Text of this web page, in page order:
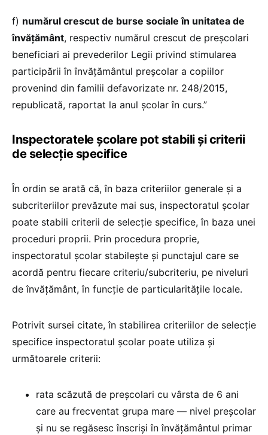
f) numărul crescut de burse sociale în unitatea de
învățământ, respectiv numărul crescut de preșcolari
beneficiari ai prevederilor Legii privind stimularea
participării în învățământul preșcolar a copiilor
provenind din familii defavorizate nr. 248/2015,
republicată, raportat la anul școlar în curs.”
Inspectoratele școlare pot stabili și criterii
de selecție specifice
În ordin se arată că, în baza criteriilor generale și a
subcriteriilor prevăzute mai sus, inspectoratul școlar
poate stabili criterii de selecție specifice, în baza unei
proceduri proprii. Prin procedura proprie,
inspectoratul școlar stabilește și punctajul care se
acordă pentru fiecare criteriu/subcriteriu, pe niveluri
de învățământ, în funcție de particularitățile locale.
Potrivit sursei citate, în stabilirea criteriilor de selecție
specifice inspectoratul școlar poate utiliza și
următoarele criterii:
rata scăzută de preșcolari cu vârsta de 6 ani
care au frecventat grupa mare — nivel preșcolar
și nu se regăsesc înscriși în învățământul primar